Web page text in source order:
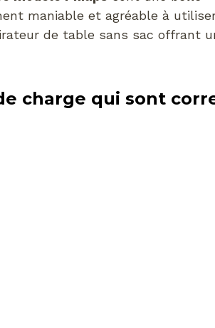
maniable et agréable à
de table sans sac offrant
charge qui sont